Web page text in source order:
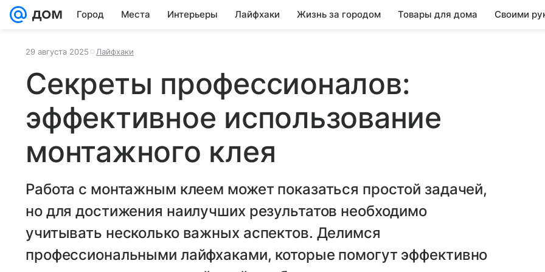
Город Места Интерьеры Лайфхаки Жизнь за городом Товары для дома Своими
29 августа 2025 Лайфхаки
Секреты профессионалов:
эффективное использование
монтажного клея
Работа с монтажным клеем может показаться простой задачей,
но для достижения наилучших результатов необходимо
учитывать несколько важных аспектов. Делимся
профессиональными лайфхаками, которые помогут эффективно